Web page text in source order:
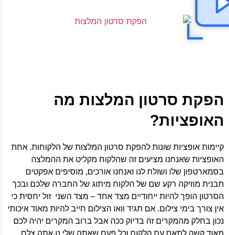
הפקת סרטון המלצות מה
האופציות?
קיימות אופציות שונות להפקת סרטון המלצות של הלקוחות. אחת
האופציות שאנחנו מציעים זה שהלקוח מקליט את ההמלצה
בסמארטפון שלו ושולח לנו ואנחנו אורכים, מוסיפים אפקטים
תבנית מוזיקה רקע שם של הלקוח מיתוג של החברה שלכם ובכך
הסרטון הופך להיות ייחודיים מצד אחד – מצד השני זול יחסית כי
אין צורך בימי צילום. אם תגיד וואו הצילום חייב להיות מאוד איכותי
נכון בחלק מהמקרים זה בדיוק ככה אבל ברוב המקרים יהיה לכם